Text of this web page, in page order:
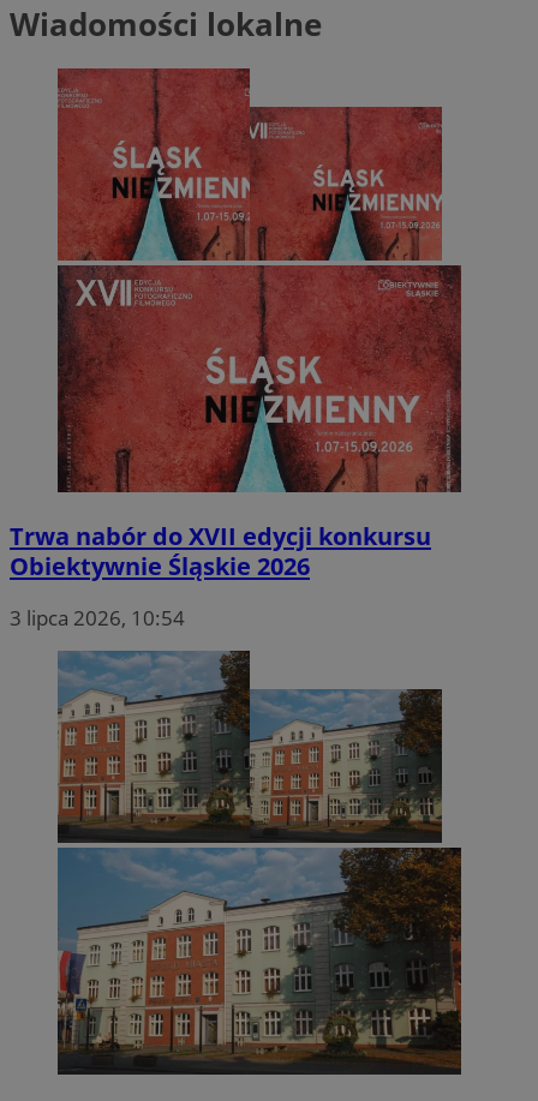
Wiadomości lokalne
Trwa nabór do XVII edycji konkursu
Obiektywnie Śląskie 2026
3 lipca 2026, 10:54